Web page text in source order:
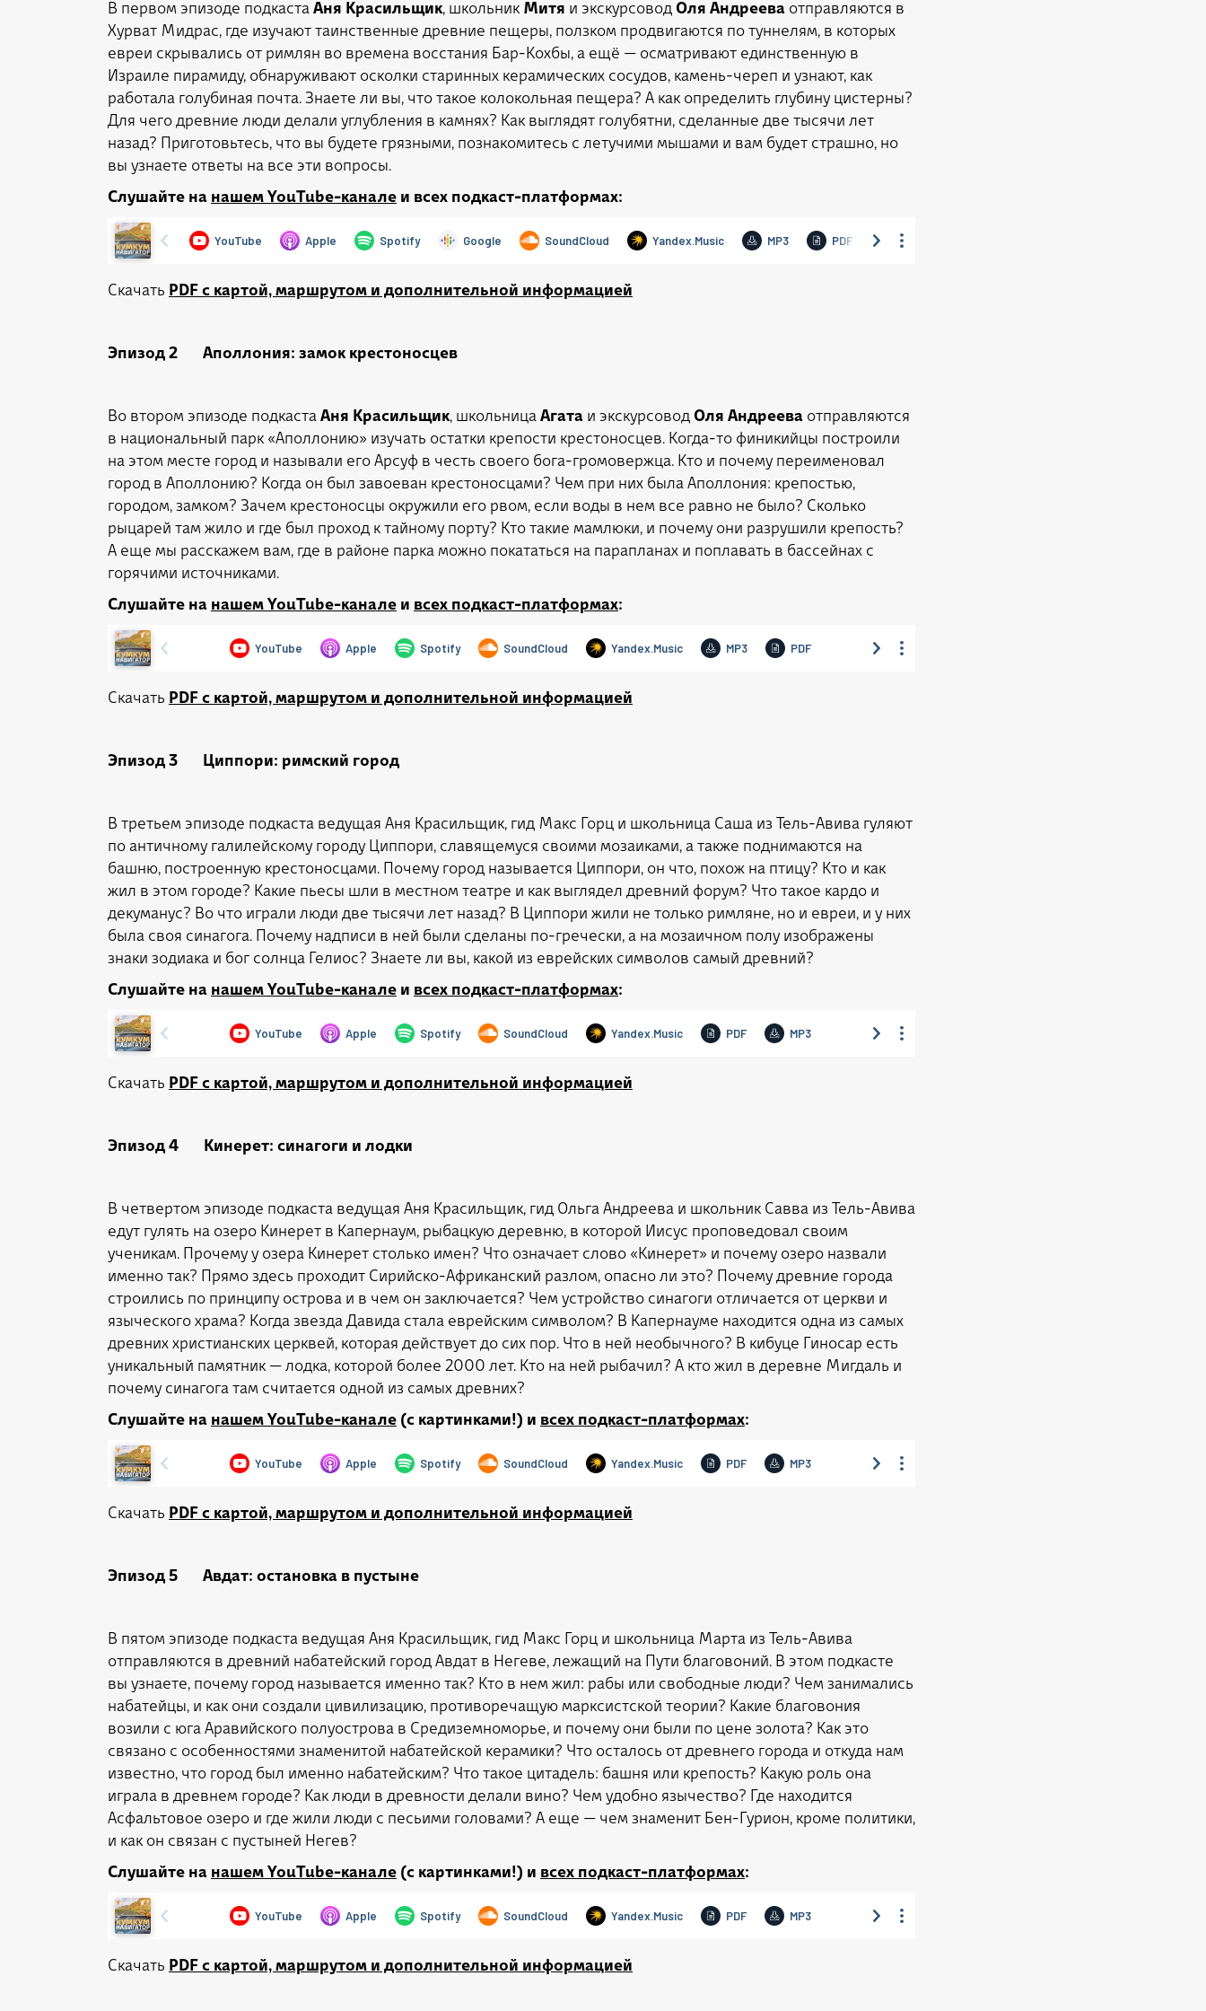
В первом эпизоде подкастаАня Красильщик, школьникМитя и экскурсовод Оля Андреева отправляются в
Хурват Мидрас, где изучают таинственные древние пещеры, ползком продвигаются по туннелям, в которых
евреи скрывались от римлян во времена восстания Бар-Кохбы, а ещё — осматривают единственную в
Израиле пирамиду, обнаруживают осколки старинных керамических сосудов, камень-череп и узнают, как
работала голубиная почта. Знаете ли вы, что такое колокольная пещера? А как определить глубину цистерны?
Для чего древние люди делали углубления в камнях? Как выглядят голубятни, сделанные две тысячи лет
назад? Приготовьтесь, что вы будете грязными, познакомитесь с летучими мышами и вам будет страшно, но
вы узнаете ответы на все эти вопросы.
Слушайте на нашем YouTube-канале и всех подкаст-платформах:
Скачать PDF с картой, маршрутом и дополнительной информацией
Эпизод 2 Аполлония: замок крестоносцев
Во втором эпизоде подкастаАня Красильщик, школьницаАгата и экскурсовод Оля Андреева отправляются
в национальный парк «Аполлонию» изучать остатки крепости крестоносцев. Когда-то финикийцы построили
на этом месте город и называли его Арсуф в честь своего бога-громовержца. Кто и почему переименовал
город в Аполлонию? Когда он был завоеван крестоносцами? Чем при них была Аполлония: крепостью,
городом, замком? Зачем крестоносцы окружили его рвом, если воды в нем все равно не было? Сколько
рыцарей там жило и где был проход к тайному порту? Кто такие мамлюки, и почему они разрушили крепость?
А еще мы расскажем вам, где в районе парка можно покататься на парапланах и поплавать в бассейнах с
горячими источниками.
Слушайте на нашем YouTube-канале и всех подкаст-платформах:
Скачать PDF с картой, маршрутом и дополнительной информацией
Эпизод 3 Циппори: римский город
В третьем эпизоде подкаста ведущая Аня Красильщик, гид Макс Горц и школьница Саша из Тель-Авива гуляют
по античному галилейскому городу Циппори, славящемуся своими мозаиками, а также поднимаются на
башню, построенную крестоносцами. Почему город называется Циппори, он что, похож на птицу? Кто и как
жил в этом городе? Какие пьесы шли в местном театре и как выглядел древний форум? Что такое кардо и
декуманус? Во что играли люди две тысячи лет назад? В Циппори жили не только римляне, но и евреи, и у них
была своя синагога. Почему надписи в ней были сделаны по-гречески, а на мозаичном полу изображены
знаки зодиака и бог солнца Гелиос? Знаете ли вы, какой из еврейских символов самый древний?
Слушайте на нашем YouTube-канале и всех подкаст-платформах:
Скачать PDF с картой, маршрутом и дополнительной информацией
Эпизод 4 Кинерет: синагоги и лодки
В четвертом эпизоде подкаста ведущая Аня Красильщик, гид Ольга Андреева и школьник Савва из Тель-Авива
едут гулять на озеро Кинерет в Капернаум, рыбацкую деревню, в которой Иисус проповедовал своим
ученикам. Прочему у озера Кинерет столько имен? Что означает слово «Кинерет» и почему озеро назвали
именно так? Прямо здесь проходит Сирийско-Африканский разлом, опасно ли это? Почему древние города
строились по принципу острова и в чем он заключается? Чем устройство синагоги отличается от церкви и
языческого храма? Когда звезда Давида стала еврейским символом? В Капернауме находится одна из самых
древних христианских церквей, которая действует до сих пор. Что в ней необычного? В кибуце Гиносар есть
уникальный памятник — лодка, которой более 2000 лет. Кто на ней рыбачил? А кто жил в деревне Мигдаль и
почему синагога там считается одной из самых древних?
Слушайте на нашем YouTube-канале (с картинками!) и всех подкаст-платформах:
Скачать PDF с картой, маршрутом и дополнительной информацией
Эпизод 5 Авдат: остановка в пустыне
В пятом эпизоде подкаста ведущая Аня Красильщик, гид Макс Горц и школьница Марта из Тель-Авива
отправляются в древний набатейский город Авдат в Негеве, лежащий на Пути благовоний. В этом подкасте
вы узнаете, почему город называется именно так? Кто в нем жил: рабы или свободные люди? Чем занимались
набатейцы, и как они создали цивилизацию, противоречащую марксистской теории? Какие благовония
возили с юга Аравийского полуострова в Средиземноморье, и почему они были по цене золота? Как это
связано с особенностями знаменитой набатейской керамики? Что осталось от древнего города и откуда нам
известно, что город был именно набатейским? Что такое цитадель: башня или крепость? Какую роль она
играла в древнем городе? Как люди в древности делали вино? Чем удобно язычество? Где находится
Асфальтовое озеро и где жили люди с песьими головами? А еще — чем знаменит Бен-Гурион, кроме политики,
и как он связан с пустыней Негев?
Слушайте на нашем YouTube-канале (с картинками!) и всех подкаст-платформах:
Скачать PDF с картой, маршрутом и дополнительной информацией